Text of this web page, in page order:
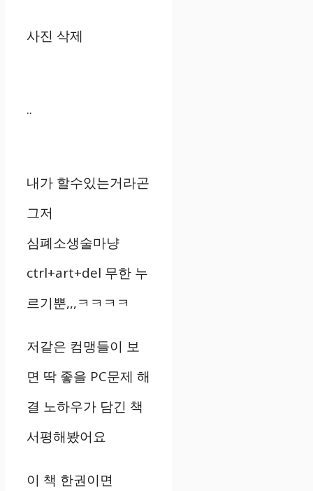
사진 삭제
..
내가 할수있는거라곤
그저
심폐소생술마냥
ctrl+art+del 무한 누
르기뿐,,,ㅋㅋㅋㅋ
저같은 컴맹들이 보
면 딱 좋을 PC문제 해
결 노하우가 담긴 책
서평해봤어요
이 책 한권이면